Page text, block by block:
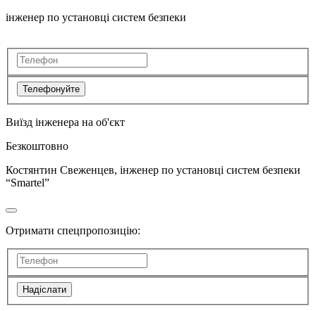
інженер по установці систем безпеки
Телефонуйте
Виїзд інженера на об'єкт
Безкоштовно
Костянтин Свеженцев, інженер по установці систем безпеки
“Smartel”
Отримати спецпропозицію:
Надіслати